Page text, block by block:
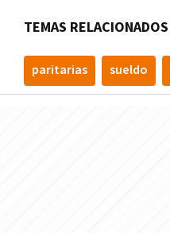
TEMAS RELACIONADOS
paritarias sueldo